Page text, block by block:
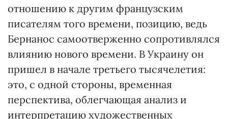
отношению к другим французским
писателям того времени, позицию, ведь
Бернанос самоотверженно сопротивлялся
влиянию нового времени. В Украину он
пришел в начале третьего тысячелетия:
это, с одной стороны, временная
перспектива, облегчающая анализ и
интерпретацию художественных